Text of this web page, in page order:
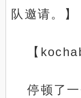
队邀请。】
【
停顿了